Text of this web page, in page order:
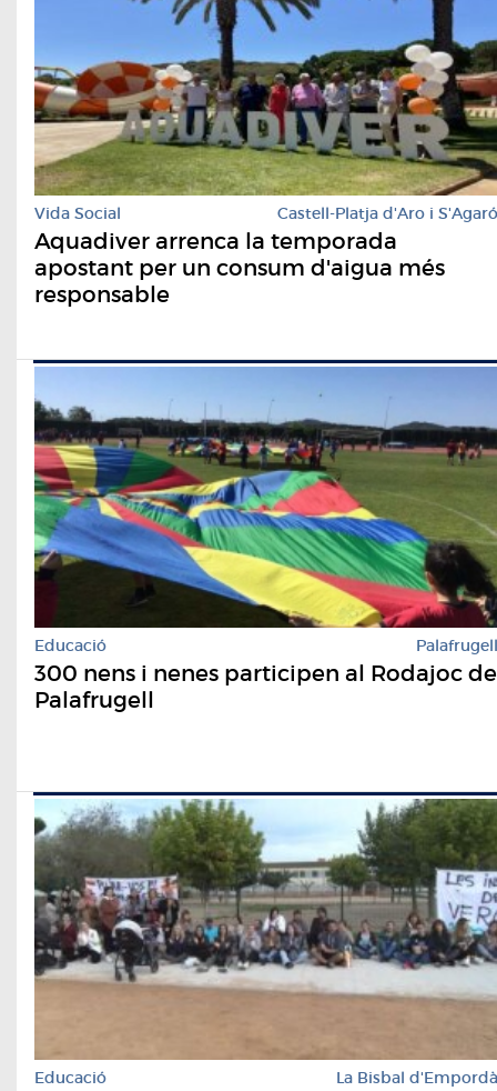
Vida Social Castell-Platja d'Aro i S'Agaró
Aquadiver arrenca la temporada
apostant per un consum d'aigua més
responsable
Educació Palafrugell
300 nens i nenes participen al Rodajoc de
Palafrugell
Educació La Bisbal d'Empordà